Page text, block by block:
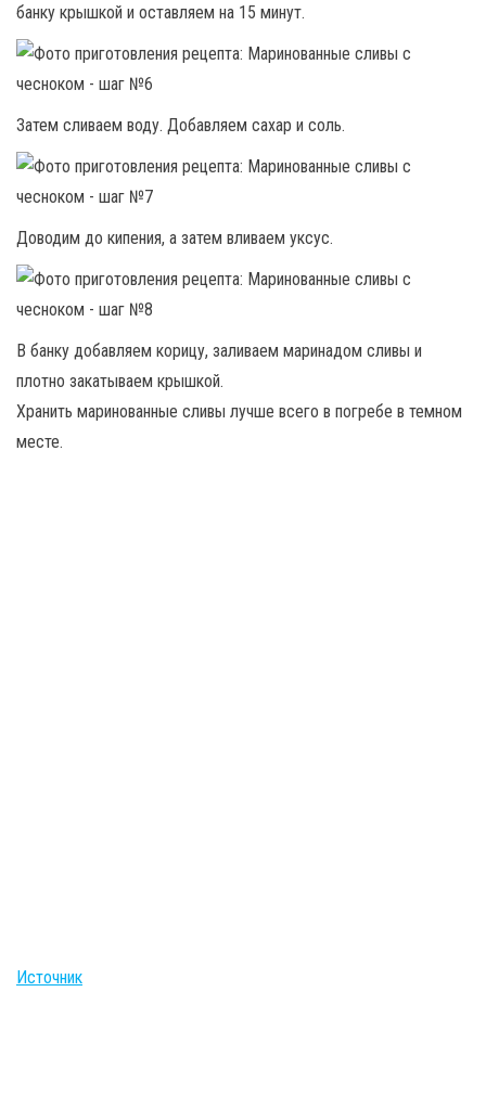
банку крышкой и оставляем на 15 минут.
Затем сливаем воду. Добавляем сахар и соль.
Доводим до кипения, а затем вливаем уксус.
В банку добавляем корицу, заливаем маринадом сливы и
плотно закатываем крышкой.
Хранить маринованные сливы лучше всего в погребе в темном
месте.
Источник